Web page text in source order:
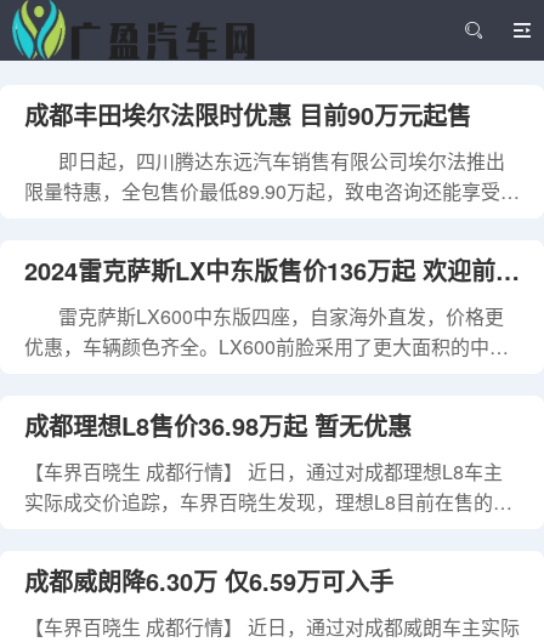
成都丰田埃尔法限时优惠 目前90万元起售
即日起，四川腾达东远汽车销售有限公司埃尔法推出
限量特惠，全包售价最低89.90万起，致电咨询还能享受其
解，具体价格详见下表： 埃尔法 本店最新价格变化报价及
优惠(售四川) 车型 指导价 优惠金额 本店全包价 报价明细
埃尔法 2025款 双擎 2.5L 尊贵黄金版 91.90万
2024雷克萨斯LX中东版售价136万起 欢迎前来
试驾
雷克萨斯LX600中东版四座，自家海外直发，价格更
优惠，车辆颜色齐全。LX600前脸采用了更大面积的中
加，内部是非常犀利的L型日行灯和LED灯柱。 2026
款雷克萨斯LX600座椅布局方面，传统的7座版本车型将会
继续提供，第二排乘客依旧可以获得大尺寸屏幕的后排娱
乐系统。另外，新车还提供多种颜色的内饰真皮以及木纹
成都理想L8售价36.98万起 暂无优惠
【车界百晓生 成都行情】 近日，通过对成都理想L8车主
实际成交价追踪，车界百晓生发现，理想L8目前在售的2
下表： 理想L8 指导价 优惠金额 成交价格 获取底价 2026
款 Ultra 36.98万 到店面议 36.98万 询底价 2026款 Livis
42.98万 到店面议 42.98万 询底
成都威朗降6.30万 仅6.59万可入手
【车界百晓生 成都行情】 近日，通过对成都威朗车主实际